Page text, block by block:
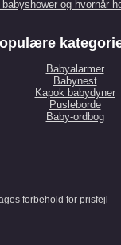
babyshower og hvornår
Babyalarmer
Babynest
Kapok babydyner
Pusleborde
Baby-ordbog
forbehold for prisfejl